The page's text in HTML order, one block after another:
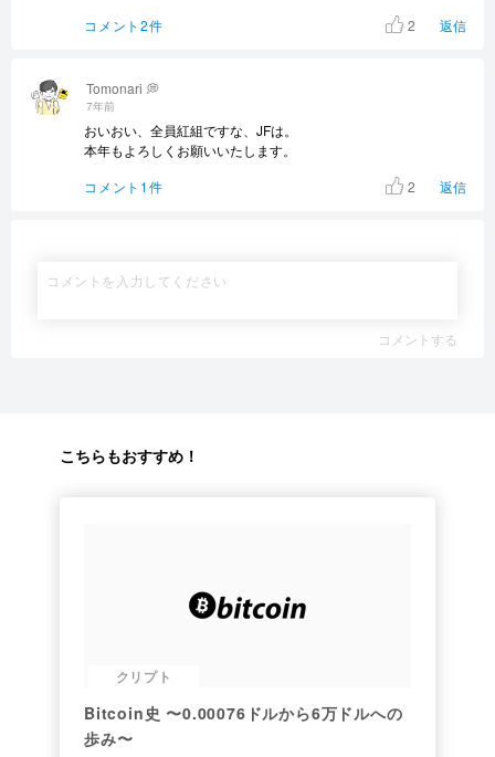
Tomonari 💭
7年前
おいおい、全員紅組ですな、JFは。
本年もよろしくお願いいたします。
コメント1件
2 返信
コメント2件
2 返信
コメントする
こちらもおすすめ！
クリプト
Bitcoin史 〜0.00076ドルから6万ドルへの
歩み〜